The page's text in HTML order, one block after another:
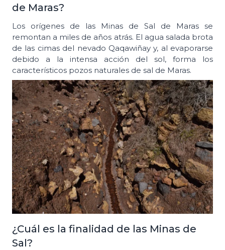
de Maras?
Los orígenes de las Minas de Sal de Maras se
remontan a miles de años atrás. El agua salada brota
de las cimas del nevado Qaqawiñay y, al evaporarse
debido a la intensa acción del sol, forma los
característicos pozos naturales de sal de Maras.
¿Cuál es la finalidad de las Minas de
Sal?